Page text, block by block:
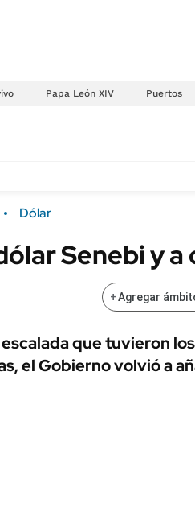
Papa León XIV Puertos
Sustentabilidad
ENERGY REPORT
Nacional
Dólar
Senebi y
+Agregar
que tuvieron
el Gobierno volvió a